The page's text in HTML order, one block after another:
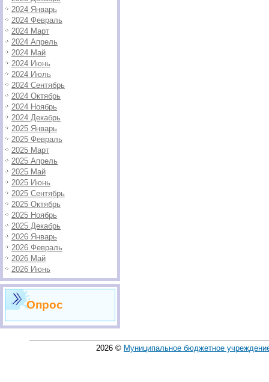
2024 Январь
2024 Февраль
2024 Март
2024 Апрель
2024 Май
2024 Июнь
2024 Июль
2024 Сентябрь
2024 Октябрь
2024 Ноябрь
2024 Декабрь
2025 Январь
2025 Февраль
2025 Март
2025 Апрель
2025 Май
2025 Июнь
2025 Сентябрь
2025 Октябрь
2025 Ноябрь
2025 Декабрь
2026 Январь
2026 Февраль
2026 Май
2026 Июнь
Опрос
2026 © Муниципальное бюджетное